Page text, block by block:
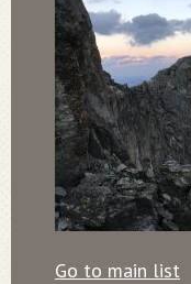
Go to main list